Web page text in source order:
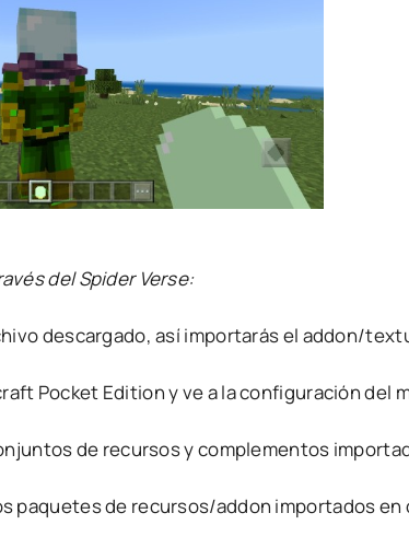
del Spider Verse:
descargado, así importarás el addon/
Pocket Edition y ve a la configuración del
de recursos y complementos
paquetes de recursos/addon importados en